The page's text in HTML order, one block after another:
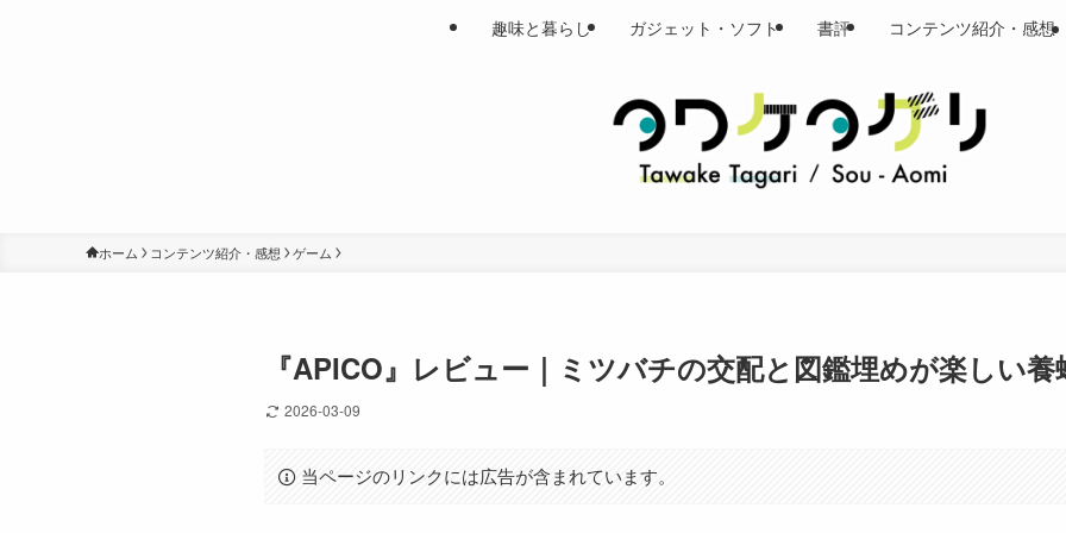
趣味と暮らし ガジェット・ソフト 書評 コンテンツ紹介・感想
ホーム コンテンツ紹介・感想 ゲーム
『APICO』レビュー｜ミツバチの交配と図鑑埋めが楽しい
2026-03-09
当ページのリンクには広告が含まれています。